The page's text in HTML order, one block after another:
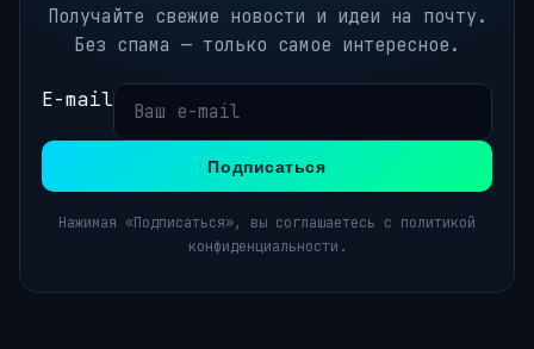
Получайте свежие новости и идеи на почту.
Без спама — только самое интересное.
E-mail
Подписаться
Нажимая «Подписаться», вы соглашаетесь с политикой
конфиденциальности.